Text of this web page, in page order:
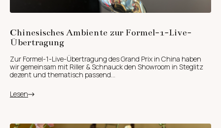
Chinesisches Ambiente zur Formel-1-Live-
Übertragung
Zur Formel-1-Live-Übertragung des Grand Prix in China haben
wir gemeinsam mit Riller & Schnauck den Showroom in Steglitz
dezent und thematisch passend...
Lesen